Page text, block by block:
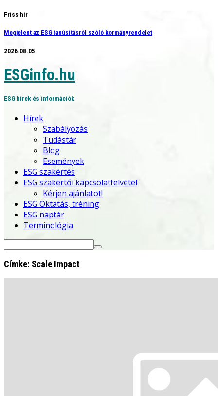
Skip
content
Friss hír
Megjelent az ESG tanúsításról szóló kormányrendelet
2026.08.05.
ESGinfo.hu
ESG hírek és információk
Hírek
Szabályozás
Tudástár
Blog
Események
ESG szakértés
ESG szakértői kapcsolatfelvétel
Kérjen ajánlatot!
ESG Oktatás, tréning
ESG naptár
Terminológia
Search
Címke: Scale Impact